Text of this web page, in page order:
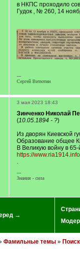
в НКПС проходило
Гудок , № 260, 14
---
Сергей Витютин
3 мая 2023 18:43
Зинченко Николай
(10.05.1894 - ?)
Из дворян Киевской
Образование общее
В Великую войну в
https://
.
---
Знания - сила
→
Фамильные темы»